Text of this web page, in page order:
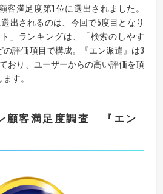
客満足度第1位に選出されました。
選出されるのは、今回で5度目となり
」ランキングは、「検索のしやす
の評価項目で構成。『エン派遣』は3
おり、ユーザーからの高い評価を頂
す。
客満足度調査 『 エン